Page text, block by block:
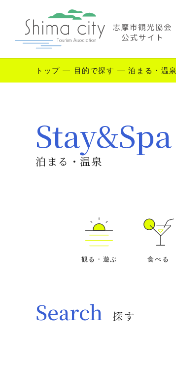
Enjoy Shima
トップ — 目的で探す —泊まる・温泉
Stay&Spa
泊まる・温泉
観る・遊ぶ 食べる
Search 探す